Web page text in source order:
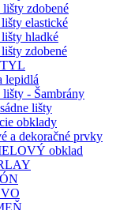
lišty zdobené
elastické
hladké
zdobené
lepidlá
- Šambrány
lišty
obklady
a dekoračné prvky
obklad